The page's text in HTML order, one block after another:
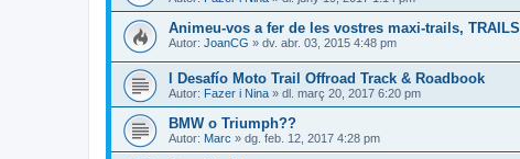
Animeu-vos a fer de les vostres maxi-trails, TRAILS
Autor: JoanCG » dv. abr. 03, 2015 4:48 pm
l Desafío Moto Trail Offroad Track & Roadbook
Autor: Fazer i Nina » dl. març 20, 2017 6:20 pm
BMW o Triumph??
Autor: Marc » dg. feb. 12, 2017 4:28 pm